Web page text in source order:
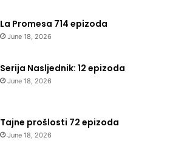
La Promesa 714 epizoda
June 18, 2026
Serija Nasljednik: 12 epizoda
June 18, 2026
Tajne prošlosti 72 epizoda
June 18, 2026